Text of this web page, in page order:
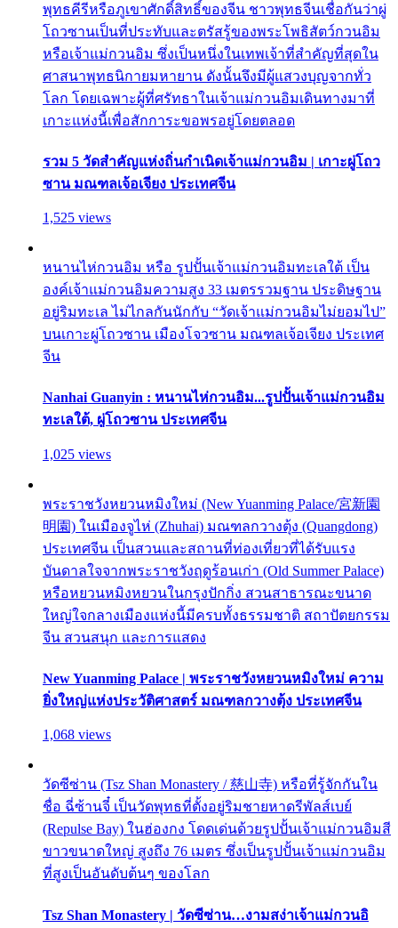
พุทธคีรีหรือภูเขาศักดิ์สิทธิ์ของจีน ชาวพุทธจีนเชื่อกันว่าผู่
โถวซานเป็นที่ประทับและตรัสรู้ของพระโพธิสัตว์กวนอิม
หรือเจ้าแม่กวนอิม ซึ่งเป็นหนึ่งในเทพเจ้าที่สำคัญที่สุดใน
ศาสนาพุทธนิกายมหายาน ดังนั้นจึงมีผู้แสวงบุญจากทั่ว
โลก โดยเฉพาะผู้ที่ศรัทธาในเจ้าแม่กวนอิมเดินทางมาที่
เกาะแห่งนี้เพื่อสักการะขอพรอยู่โดยตลอด
รวม 5 วัดสำคัญแห่งถิ่นกำเนิดเจ้าแม่กวนอิม | เกาะผู่โถว
ซาน มณฑลเจ้อเจียง ประเทศจีน
1,525 views
หนานไห่กวนอิม หรือ รูปปั้นเจ้าแม่กวนอิมทะเลใต้ เป็น
องค์เจ้าแม่กวนอิมความสูง 33 เมตรรวมฐาน ประดิษฐาน
อยู่ริมทะเล ไม่ไกลกันนักกับ “วัดเจ้าแม่กวนอิมไม่ยอมไป”
บนเกาะผู่โถวซาน เมืองโจวซาน มณฑลเจ้อเจียง ประเทศ
จีน
Nanhai Guanyin : หนานไห่กวนอิม...รูปปั้นเจ้าแม่กวนอิม
ทะเลใต้, ผู่โถวซาน ประเทศจีน
1,025 views
พระราชวังหยวนหมิงใหม่ (New Yuanming Palace/宮新園
明園) ในเมืองจูไห่ (Zhuhai) มณฑลกวางตุ้ง (Quangdong)
ประเทศจีน เป็นสวนและสถานที่ท่องเที่ยวที่ได้รับแรง
บันดาลใจจากพระราชวังฤดูร้อนเก่า (Old Summer Palace)
หรือหยวนหมิงหยวนในกรุงปักกิ่ง สวนสาธารณะขนาด
ใหญ่ใจกลางเมืองแห่งนี้มีครบทั้งธรรมชาติ สถาปัตยกรรม
จีน สวนสนุก และการแสดง
New Yuanming Palace | พระราชวังหยวนหมิงใหม่ ความ
ยิ่งใหญ่แห่งประวัติศาสตร์ มณฑลกวางตุ้ง ประเทศจีน
1,068 views
วัดซีซ่าน (Tsz Shan Monastery / 慈山寺) หรือที่รู้จักกันใน
ชื่อ ฉี่ซ้านจี๋ เป็นวัดพุทธที่ตั้งอยู่ริมชายหาดรีพัลส์เบย์
(Repulse Bay) ในฮ่องกง โดดเด่นด้วยรูปปั้นเจ้าแม่กวนอิมสี
ขาวขนาดใหญ่ สูงถึง 76 เมตร ซึ่งเป็นรูปปั้นเจ้าแม่กวนอิม
ที่สูงเป็นอันดับต้นๆ ของโลก
Tsz Shan Monastery | วัดซีซ่าน…งามสง่าเจ้าแม่กวนอิ